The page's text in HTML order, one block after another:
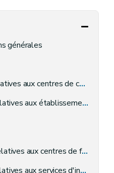
générales
de coordination de l'aide et des soins à domicile
d'accueil et d'hébergement pour aînés
et d'insertion socioprofessionnelle adaptés visés au chapitre III du Titre IX du Code
aux services d'insertion sociale